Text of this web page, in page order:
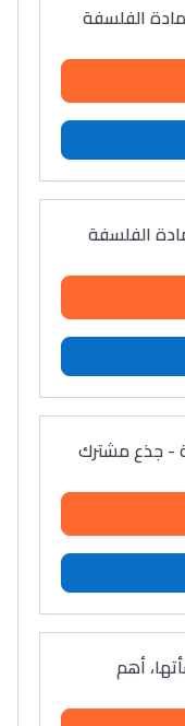
الفلسفة
الفلسفة
- جذع مشترك
أهم